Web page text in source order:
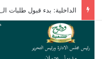
الداخلية: بدء قبول طلبات